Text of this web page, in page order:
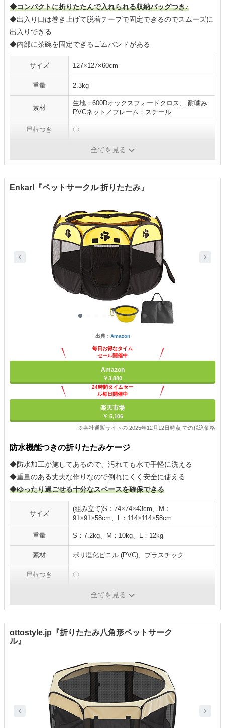
◆コンパクトに折りたたんで入れられる収納バッグつき♪
◆出入り口は巻き上げて脱着テープで固定できるのでスムーズに
出入りできる
◆内部に茶碗を固定できるゴムバンドがある
サイズ 127×127×60cm
重量 2.3kg
素材
生地：600Dオックスフォードクロス、 耐噛み
PVCネット／フレーム：スチール
屋根つき 〇
全てを見る
Enkarl『ペットサークル 折りたたみ』
出典： Amazon
毎日お得なタイム
セール開催中
Amazon
￥3,880
24時間タイムセー
ル毎日開催中
楽天市場
￥ 5,106
※各社通販サイトの 2025年12月12日時点 での税込価格
防水機能つきの折りたたみケージ
◆防水加工が施してあるので、汚れても水で手軽に洗える
◆重量のある丈夫な作りなので倒れにくく安全に使える
◆ゆったり過ごせる十分なスペースを確保できる
サイズ
(組み立て)S：74×74×43cm、M：
91×91×58cm、L：114×114×58cm
重量 S：7.2kg、M：10kg、L：12kg
素材 ポリ塩化ビニル (PVC)、プラスチック
屋根つき 〇
全てを見る
ottostyle.jp『折りたたみ八角形ペットサーク
ル』